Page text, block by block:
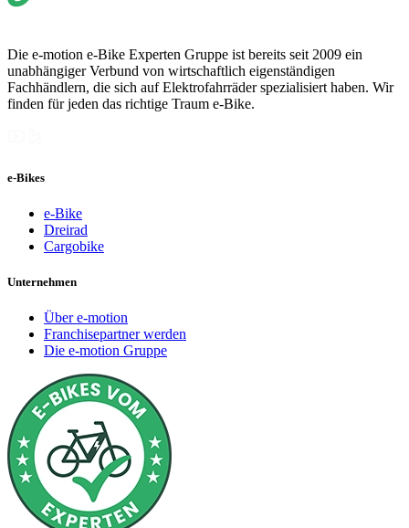
Die e-motion e-Bike Experten Gruppe ist bereits seit 2009 ein
unabhängiger Verbund von wirtschaftlich eigenständigen
Fachhändlern, die sich auf Elektrofahrräder spezialisiert haben. Wir
finden für jeden das richtige Traum e-Bike.
e-Bikes
e-Bike
Dreirad
Cargobike
Unternehmen
Über e-motion
Franchisepartner werden
Die e-motion Gruppe